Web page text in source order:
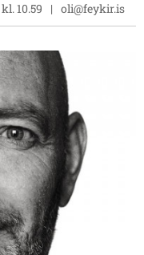
kl. 10.59 oli@feykir.is